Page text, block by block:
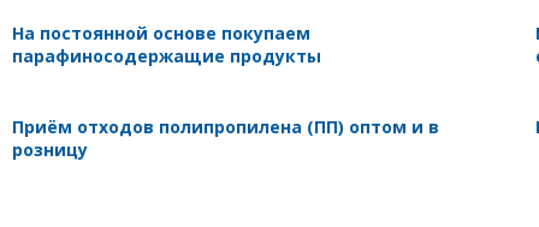
На постоянной основе покупаем
парафиносодержащие продукты
Приём отходов полипропилена (ПП) оптом и в
розницу